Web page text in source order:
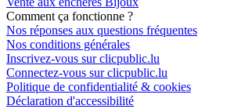
Comment ça fonctionne ?
Nos réponses aux questions fréquentes
Nos conditions générales
Inscrivez-vous sur clicpublic.lu
Connectez-vous sur clicpublic.lu
Politique de confidentialité & cookies
Déclaration d'accessibilité